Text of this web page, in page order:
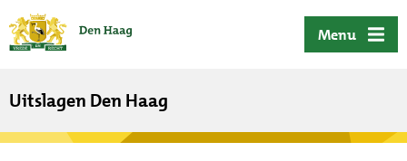
Menu
Uitslagen Den Haag